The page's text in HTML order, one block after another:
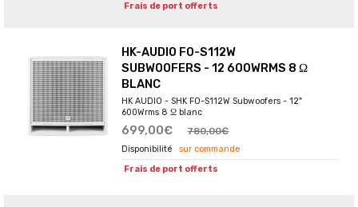
Frais de port offerts
HK-AUDIO FO-S112W
SUBWOOFERS - 12 600WRMS 8 Ω
BLANC
HK AUDIO - SHK FO-S112W Subwoofers - 12"
600Wrms 8 Ω blanc
699,00€ 780,00€
sur commande
Frais de port offerts